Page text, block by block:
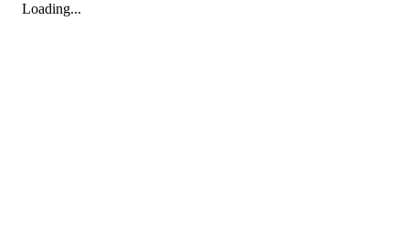
Loading...